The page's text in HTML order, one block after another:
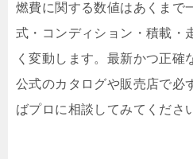
燃費に関する数値はあくまで
式・コンディション・積載・
く変動します。最新かつ正確
公式のカタログや販売店で必
ばプロに相談してみてくださ